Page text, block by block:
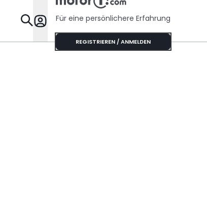
Specials
Für eine persönlichere Erfahrung
REGISTRIEREN / ANMELDEN